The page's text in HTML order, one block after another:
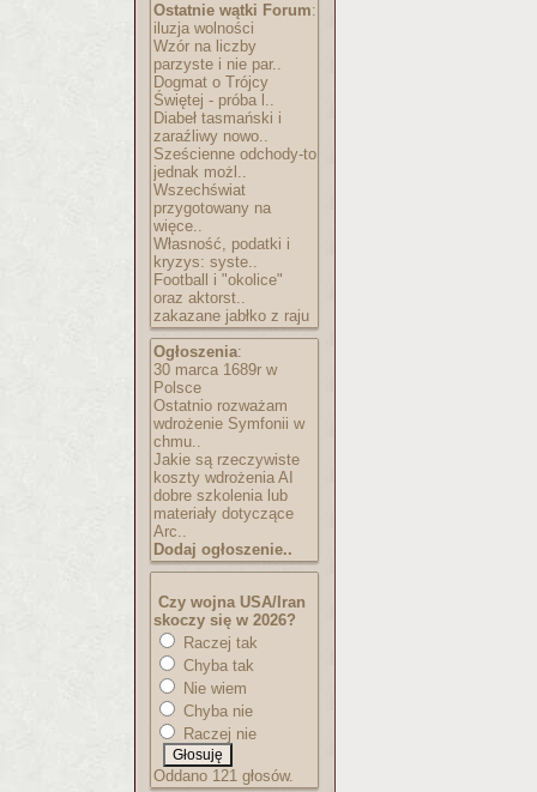
Ostatnie wątki Forum:
iluzja wolności
Wzór na liczby
parzyste i nie par..
Dogmat o Trójcy
Świętej - próba l..
Diabeł tasmański i
zaraźliwy nowo..
Sześcienne odchody-to
jednak możl..
Wszechświat
przygotowany na
więce..
Własność, podatki i
kryzys: syste..
Football i "okolice"
oraz aktorst..
zakazane jabłko z raju
Ogłoszenia:
30 marca 1689r w
Polsce
Ostatnio rozważam
wdrożenie Symfonii w
chmu..
Jakie są rzeczywiste
koszty wdrożenia AI
dobre szkolenia lub
materiały dotyczące
Arc..
Dodaj ogłoszenie..
Czy wojna USA/Iran
skoczy się w 2026?
Raczej tak
Chyba tak
Nie wiem
Chyba nie
Raczej nie
Oddano 121 głosów.